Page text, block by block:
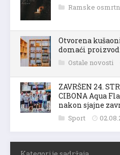
Ramske
Otvorena
domaći
Ostale novosti
ZAVRŠEN 24.
CIBONA Aqua
nakon sjajne
Sport